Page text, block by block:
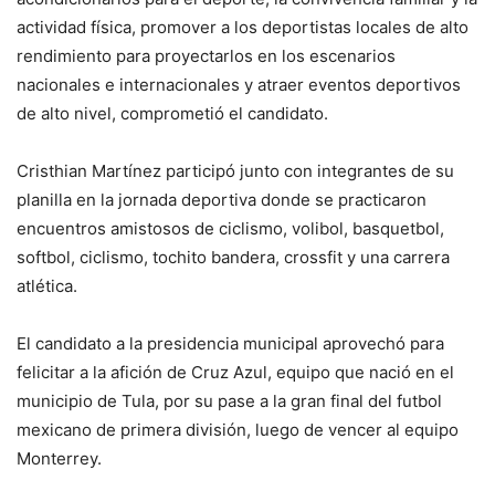
actividad física, promover a los deportistas locales de alto
rendimiento para proyectarlos en los escenarios
nacionales e internacionales y atraer eventos deportivos
de alto nivel, comprometió el candidato.
Cristhian Martínez participó junto con integrantes de su
planilla en la jornada deportiva donde se practicaron
encuentros amistosos de ciclismo, volibol, basquetbol,
softbol, ciclismo, tochito bandera, crossfit y una carrera
atlética.
El candidato a la presidencia municipal aprovechó para
felicitar a la afición de Cruz Azul, equipo que nació en el
municipio de Tula, por su pase a la gran final del futbol
mexicano de primera división, luego de vencer al equipo
Monterrey.